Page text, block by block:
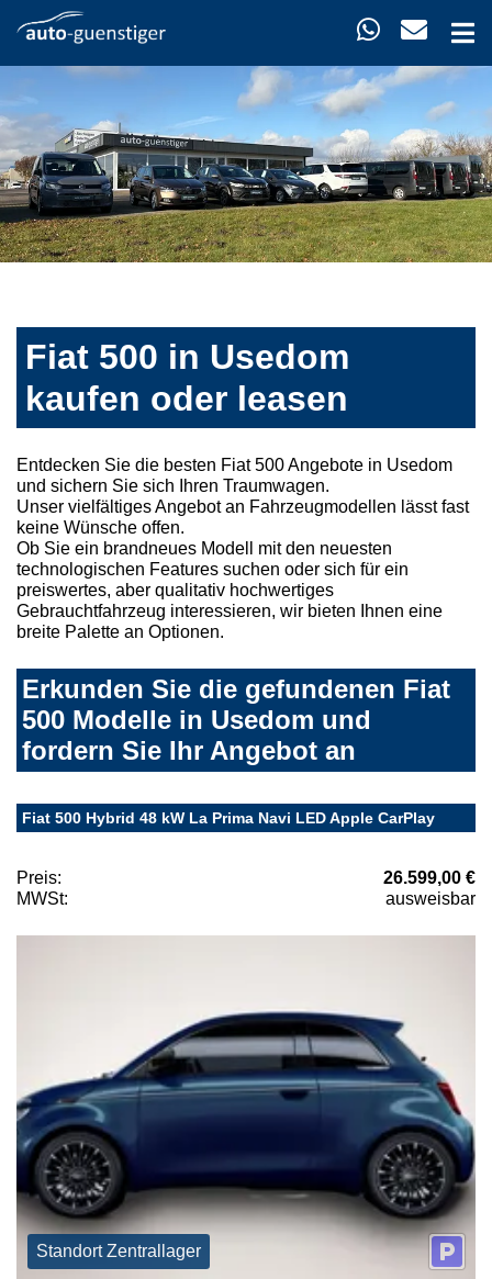
Fiat 500 in Usedom
kaufen oder leasen
Entdecken Sie die besten Fiat 500 Angebote in Usedom
und sichern Sie sich Ihren Traumwagen.
Unser vielfältiges Angebot an Fahrzeugmodellen lässt fast
keine Wünsche offen.
Ob Sie ein brandneues Modell mit den neuesten
technologischen Features suchen oder sich für ein
preiswertes, aber qualitativ hochwertiges
Gebrauchtfahrzeug interessieren, wir bieten Ihnen eine
breite Palette an Optionen.
Erkunden Sie die gefundenen Fiat
500 Modelle in Usedom und
fordern Sie Ihr Angebot an
Fiat 500 Hybrid 48 kW La Prima Navi LED Apple CarPlay
Preis:
26.599,00 €
MWSt:
ausweisbar
Standort Zentrallager